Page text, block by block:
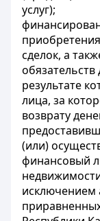
услуг);
сделок, а
результате
лица, за
возврату
(или)
финансовый